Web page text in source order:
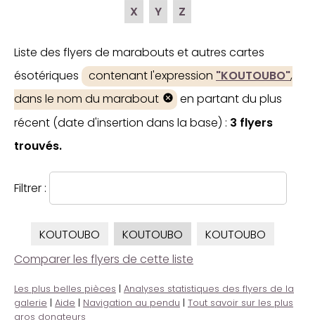
X
Y Z
Liste des flyers de marabouts et autres cartes
ésotériques
contenant l'expression "KOUTOUBO",
dans le nom du marabout
en partant du plus
récent (date d'insertion dans la base) : 3 flyers
trouvés.
Filtrer :
KOUTOUBO KOUTOUBO
KOUTOUBO
Comparer les flyers de cette liste
Les plus belles pièces | Analyses statistiques des flyers de la
galerie | Aide | Navigation au pendu | Tout savoir sur les plus
gros donateurs